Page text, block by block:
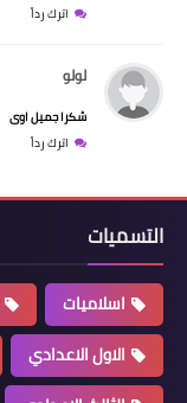
اترك رداً
لولو
شكرا جميل اوى
اترك رداً
التسميات
اسلاميات
الاول الاعدادي